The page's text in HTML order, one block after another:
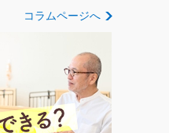
コラムページへ